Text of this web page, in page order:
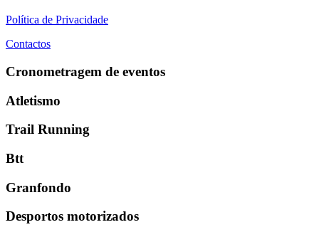
Política de Privacidade
Contactos
Cronometragem de eventos
Atletismo
Trail Running
Btt
Granfondo
Desportos motorizados